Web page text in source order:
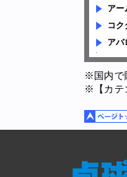
アー
コク
アバ
※国内で
※【カテ